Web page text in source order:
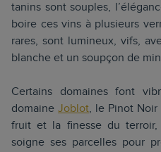
tanins sont souples,
boire ces vins à plusieurs
rares, sont lumineux, vifs,
blanche et un soupçon de
Certains domaines font
domaineJoblot, le Pinot
fruit et la finesse du
soigne ses parcelles pour